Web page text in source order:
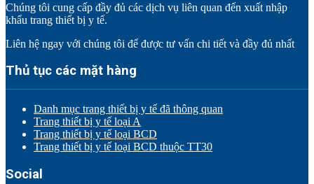
Chúng tôi cung cấp đầy đủ các dịch vụ liên quan đến xuất nhập
khẩu trang thiết bị y tế.
Liên hệ ngay với chúng tôi để được tư vấn chi tiết và đầy đủ nhất
Thủ tục các mặt hàng
Danh mục trang thiết bị y tế đã thông quan
Trang thiết bị y tế loại A
Trang thiết bị y tế loại BCD
Trang thiết bị y tế loại BCD thuộc TT30
Social